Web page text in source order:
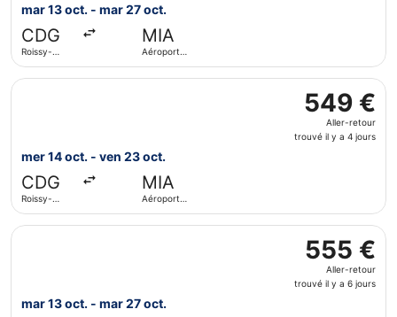
6
jours
mar 13 oct. - mar 27 oct.
CDG
Roissy-
MIA
Aéroport
549 €
Aller-
retour,
4
jours
549 €
Aller-retour
trouvé il y a 4 jours
mer 14 oct. - ven 23 oct.
CDG
Roissy-
MIA
Aéroport
Sélectionner le vol Swiss International Air Lines,
555 €
Aller-
retour,
555 €
Aller-retour
trouvé il y a 6 jours
mar 13 oct. - mar 27 oct.
Sélectionner le vol British Airways, décollant le mar 13